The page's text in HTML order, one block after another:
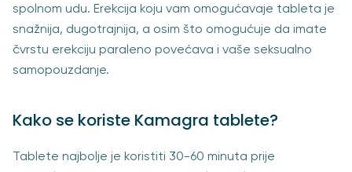
spolnom udu. Erekcija koju vam omogućavaje tableta je
snažnija, dugotrajnija, a osim što omogućuje da imate
čvrstu erekciju paraleno povećava i vaše seksualno
samopouzdanje.
Kako se koriste Kamagra tablete?
Tablete najbolje je koristiti 30-60 minuta prije